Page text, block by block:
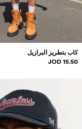
كاب بتطريز البرازيل
15.50 JOD
وكارديغان
متناسقة
سباحة
الأكثر مبيعًا
مميزة
من نوعها